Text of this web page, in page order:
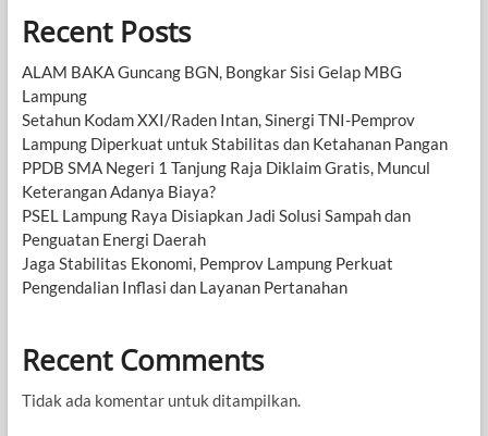
Recent Posts
ALAM BAKA Guncang BGN, Bongkar Sisi Gelap MBG
Lampung
Setahun Kodam XXI/Raden Intan, Sinergi TNI-Pemprov
Lampung Diperkuat untuk Stabilitas dan Ketahanan Pangan
PPDB SMA Negeri 1 Tanjung Raja Diklaim Gratis, Muncul
Keterangan Adanya Biaya?
PSEL Lampung Raya Disiapkan Jadi Solusi Sampah dan
Penguatan Energi Daerah
Jaga Stabilitas Ekonomi, Pemprov Lampung Perkuat
Pengendalian Inflasi dan Layanan Pertanahan
Recent Comments
Tidak ada komentar untuk ditampilkan.